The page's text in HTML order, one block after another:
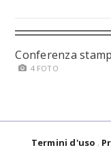
Conferenza
4 FOTO
Termini d'uso